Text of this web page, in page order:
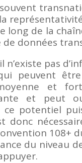
long de la
de données
n’existe pas
peuvent
et
et peut
potentiel
donc
108+
du niveau